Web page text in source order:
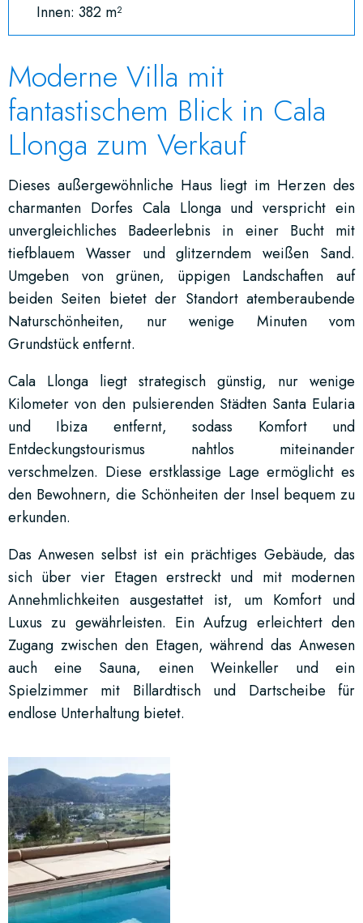
Innen: 382 m²
Moderne Villa mit
fantastischem Blick in Cala
Llonga zum Verkauf
Dieses außergewöhnliche Haus liegt im Herzen des
charmanten Dorfes Cala Llonga und verspricht ein
unvergleichliches Badeerlebnis in einer Bucht mit
tiefblauem Wasser und glitzerndem weißen Sand.
Umgeben von grünen, üppigen Landschaften auf
beiden Seiten bietet der Standort atemberaubende
Naturschönheiten, nur wenige Minuten vom
Grundstück entfernt.
Cala Llonga liegt strategisch günstig, nur wenige
Kilometer von den pulsierenden Städten Santa Eularia
und Ibiza entfernt, sodass Komfort und
Entdeckungstourismus nahtlos miteinander
verschmelzen. Diese erstklassige Lage ermöglicht es
den Bewohnern, die Schönheiten der Insel bequem zu
erkunden.
Das Anwesen selbst ist ein prächtiges Gebäude, das
sich über vier Etagen erstreckt und mit modernen
Annehmlichkeiten ausgestattet ist, um Komfort und
Luxus zu gewährleisten. Ein Aufzug erleichtert den
Zugang zwischen den Etagen, während das Anwesen
auch eine Sauna, einen Weinkeller und ein
Spielzimmer mit Billardtisch und Dartscheibe für
endlose Unterhaltung bietet.